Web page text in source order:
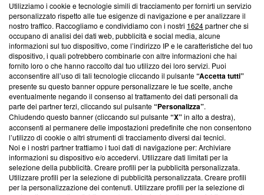
Questa sezione offre informazioni trasparenti su Blasting
News, sui nostri processi editoriali e su come ci impegniamo a
creare news di qualità. Inoltre, afferma la nostra aderenza a
‘Trust Project - News with Integrity’Blasting News non è
ancora membro del programma, ma ha richiesto di farne
parte; Trust Project non ha ancora effettuato una verifica di
conformità agli standard.
Su di noi
Team editoriale
Corporate
Redazione
Informativa Privacy
Utilizziamo i cookie e tecnologie simili di tracciamento per fornirti un servizio
personalizzato rispetto alle tue esigenze di navigazione e per analizzare il
nostro traffico. Raccogliamo e condividiamo con i nostri 1624partner che si
occupano di analisi dei dati web, pubblicità e social media, alcune
informazioni sul tuo dispositivo, come l’indirizzo IP e le caratteristiche del tuo
dispositivo, i quali potrebbero combinarle con altre informazioni che hai
fornito loro o che hanno raccolto dal tuo utilizzo dei loro servizi. Puoi
acconsentire all’uso di tali tecnologie cliccando il pulsante“Accetta tutti”
presente su questo banner oppure personalizzare le tue scelte, anche
eventualmente negando il consenso al trattamento dei dati personali da
parte dei partner terzi, cliccando sul pulsante“Personalizza”.
Chiudendo questo banner (cliccando sul pulsante“X”in alto a destra),
acconsenti al permanere delle impostazioni predefinite che non consentono
l’utilizzo di cookie o altri strumenti di tracciamento diversi dai tecnici.
Noi e i nostri partner trattiamo i tuoi dati di navigazione per: Archiviare
informazioni su dispositivo e/o accedervi. Utilizzare dati limitati per la
selezione della pubblicità. Creare profili per la pubblicità personalizzata.
Utilizzare profili per la selezione di pubblicità personalizzata. Creare profili
per la personalizzazione dei contenuti. Utilizzare profili per la selezione di